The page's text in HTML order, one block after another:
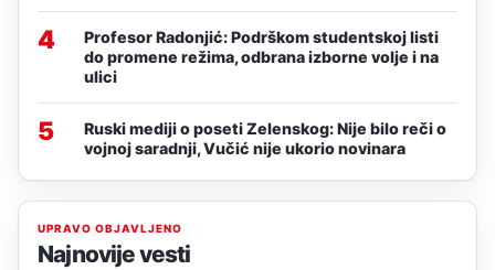
4
Profesor Radonjić: Podrškom studentskoj listi
do promene režima, odbrana izborne volje i na
ulici
5
Ruski mediji o poseti Zelenskog: Nije bilo reči o
vojnoj saradnji, Vučić nije ukorio novinara
UPRAVO OBJAVLJENO
Najnovije vesti